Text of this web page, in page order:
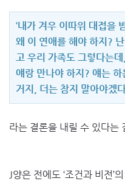
‘내가 겨우 이따위 대접을
왜 이 연애를 해야 하지?
고 우리 가족도 그렇다는
얘랑 만나야 하지? 얘는
거지, 더는 참지 말아야겠
라는 결론을 내릴 수 있다는
J양은 전에도 ‘조건과 비전’